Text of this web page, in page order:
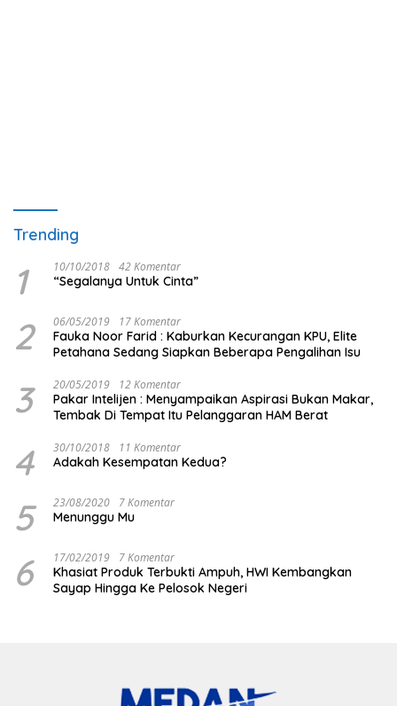
Trending
1 10/10/2018 42 Komentar
“Segalanya Untuk Cinta”
2 06/05/2019 17 Komentar
Fauka Noor Farid : Kaburkan Kecurangan KPU, Elite
Petahana Sedang Siapkan Beberapa Pengalihan Isu
3 20/05/2019 12 Komentar
Pakar Intelijen : Menyampaikan Aspirasi Bukan Makar,
Tembak Di Tempat Itu Pelanggaran HAM Berat
4 30/10/2018 11 Komentar
Adakah Kesempatan Kedua?
5 23/08/2020 7 Komentar
Menunggu Mu
6 17/02/2019 7 Komentar
Khasiat Produk Terbukti Ampuh, HWI Kembangkan
Sayap Hingga Ke Pelosok Negeri